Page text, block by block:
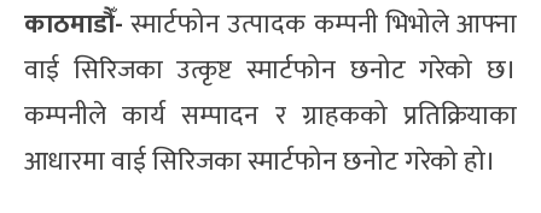
काठमाडौँ-स्मार्टफोन उत्पादक कम्पनी भिभोले आफ्ना
वाई सिरिजका उत्कृष्ट स्मार्टफोन छनोट गरेको छ।
कम्पनीले कार्य सम्पादन र ग्राहकको प्रतिक्रियाका
आधारमा वाई सिरिजका स्मार्टफोन छनोट गरेको हो।